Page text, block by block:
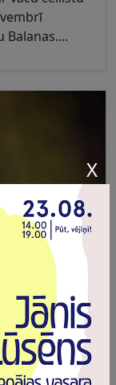
LŪSĒNA
Jānis
plašajā
X